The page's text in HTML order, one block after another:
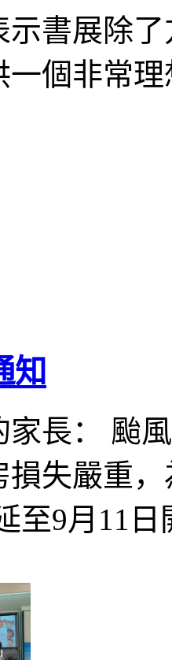
示書展除
一個非常
知
家長： 颱
損失嚴重
至9月11日